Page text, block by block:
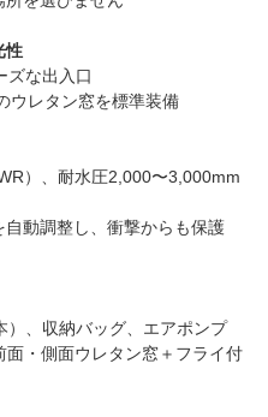
性
ズな出入口
ウレタン窓を標準装備
）、耐水圧2,000〜3,000mm
自動調整し、衝撃からも保護
）、収納バッグ、エアポンプ
・側面ウレタン窓＋フライ付